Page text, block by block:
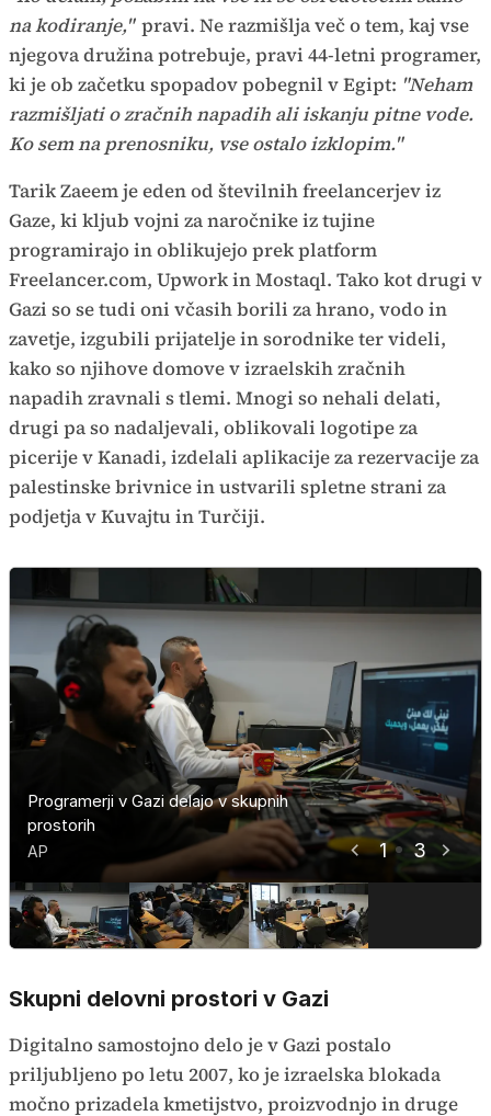
na kodiranje," pravi. Ne razmišlja več o tem, kaj vse
njegova družina potrebuje, pravi 44-letni programer,
ki je ob začetku spopadov pobegnil v Egipt: "Neham
razmišljati o zračnih napadih ali iskanju pitne vode.
Ko sem na prenosniku, vse ostalo izklopim."
Tarik Zaeem je eden od številnih freelancerjev iz
Gaze, ki kljub vojni za naročnike iz tujine
programirajo in oblikujejo prek platform
Freelancer.com, Upwork in Mostaql. Tako kot drugi v
Gazi so se tudi oni včasih borili za hrano, vodo in
zavetje, izgubili prijatelje in sorodnike ter videli,
kako so njihove domove v izraelskih zračnih
napadih zravnali s tlemi. Mnogi so nehali delati,
drugi pa so nadaljevali, oblikovali logotipe za
picerije v Kanadi, izdelali aplikacije za rezervacije za
palestinske brivnice in ustvarili spletne strani za
podjetja v Kuvajtu in Turčiji.
1 3
Programerji v Gazi delajo v skupnih
prostorih
AP
Programerji v Gazi delajo v skupnih
prostorih
AP
Programerji v Gazi delajo v skupnih
prostorih
AP
Skupni delovni prostori v Gazi
Digitalno samostojno delo je v Gazi postalo
priljubljeno po letu 2007, ko je izraelska blokada
močno prizadela kmetijstvo, proizvodnjo in druge